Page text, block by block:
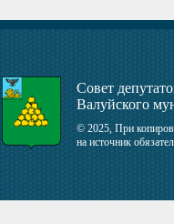
Совет
Валуйского
© 2025, При
на источник